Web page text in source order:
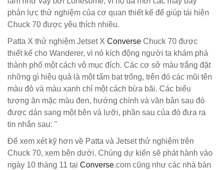
phản lực thử nghiệm của cơ quan thiết kế để giúp tái hiện
Chuck 70 được yêu thích nhiều.
Patta X thử nghiệm Jetset X Converse Chuck 70 được
thiết kế cho Wanderer, vì nó kích động người ta khám phá
thành phố một cách vô mục đích. Các cơ sở màu trắng đặt
những gì hiệu quả là một tấm bạt trống, trên đó các mũi tên
màu đỏ và màu xanh chỉ một cách bừa bãi. Các biểu
tượng ăn mặc màu đen, hướng chính và văn bản sau đó
được dán sang một bên và lưỡi, phần sau của đó đưa ra
tin nhắn sau: "
Để xem xét kỹ hơn về Patta và Jetset thử nghiệm trên
Chuck 70, xem bên dưới. Chúng dự kiến sẽ phát hành vào
ngày 10 tháng 11 tại Converse.com cũng như các nhà bán